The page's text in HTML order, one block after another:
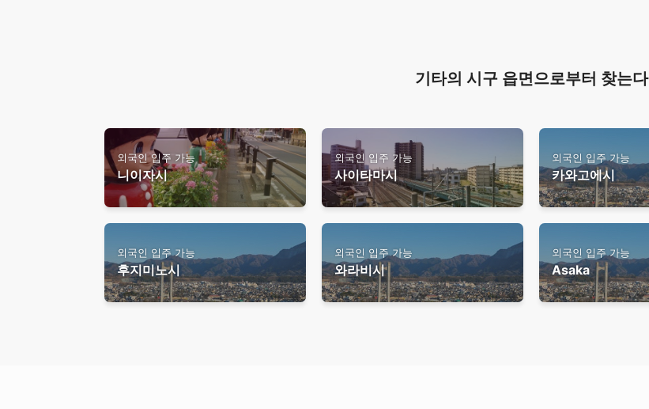
기타의 시구 읍면으로부터 찾는다
외국인 입주 가능
니이자시
외국인 입주 가능
사이타마시
외국인 입주 가능
카와고에시
외국인 입주 가능
후지미노시
외국인 입주 가능
와라비시
외국인 입주 가능
Asaka